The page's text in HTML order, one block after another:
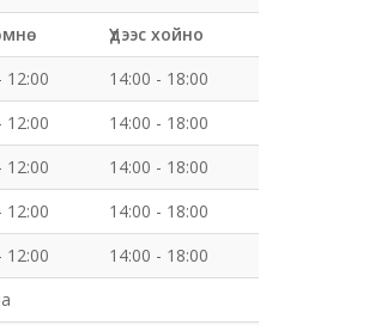
Үдээс хойно
12:00
14:00 - 18:00
12:00
14:00 - 18:00
12:00
14:00 - 18:00
12:00
14:00 - 18:00
12:00
14:00 - 18:00